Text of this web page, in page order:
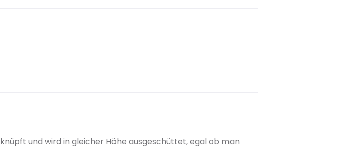
und wird in gleicher Höhe ausgeschüttet, egal ob man